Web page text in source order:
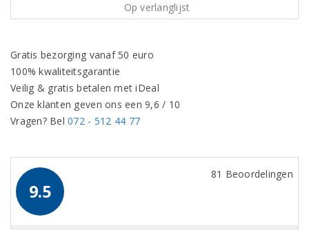
Op verlanglijst
Gratis bezorging vanaf 50 euro
100% kwaliteitsgarantie
Veilig & gratis betalen met iDeal
Onze klanten geven ons een 9,6 / 10
Vragen? Bel072 - 512 44 77
9.5
81 Beoordelingen